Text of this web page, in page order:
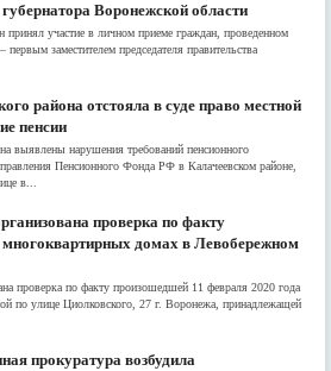
Воронежской области
участие в личном приеме граждан, проведенном
первым заместителем председателя правительства
района отстояла в суде право местной
пенсии
выявлены нарушения требований пенсионного
Пенсионного Фонда РФ в Калачеевском районе,
в...
проверка по факту
многоквартирных домах в Левобережном
проверка по факту произошедшей 11 февраля 2020 года
по улице Циолковского, 27 г. Воронежа, принадлежащей
прокуратура возбудила